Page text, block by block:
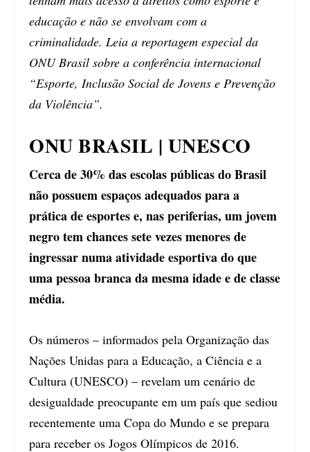
educação e não se envolvam com a
criminalidade. Leia a reportagem especial da
ONU Brasil sobre a conferência internacional
“Esporte, Inclusão Social de Jovens e Prevenção
da Violência”.
ONU BRASIL | UNESCO
Cerca de 30% das escolas públicas do Brasil
não possuem espaços adequados para a
prática de esportes e, nas periferias, um jovem
negro tem chances sete vezes menores de
ingressar numa atividade esportiva do que
uma pessoa branca da mesma idade e de classe
média.
Os números – informados pela Organização das
Nações Unidas para a Educação, a Ciência e a
Cultura (UNESCO) – revelam um cenário de
desigualdade preocupante em um país que sediou
recentemente uma Copa do Mundo e se prepara
para receber os Jogos Olímpicos de 2016.